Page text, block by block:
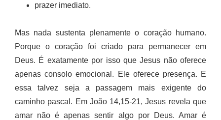
prazer imediato.
Mas nada sustenta plenamente o coração humano.
Porque o coração foi criado para permanecer em
Deus. É exatamente por isso que Jesus não oferece
apenas consolo emocional. Ele oferece presença. E
essa talvez seja a passagem mais exigente do
caminho pascal. Em João 14,15-21, Jesus revela que
amar não é apenas sentir algo por Deus. Amar é